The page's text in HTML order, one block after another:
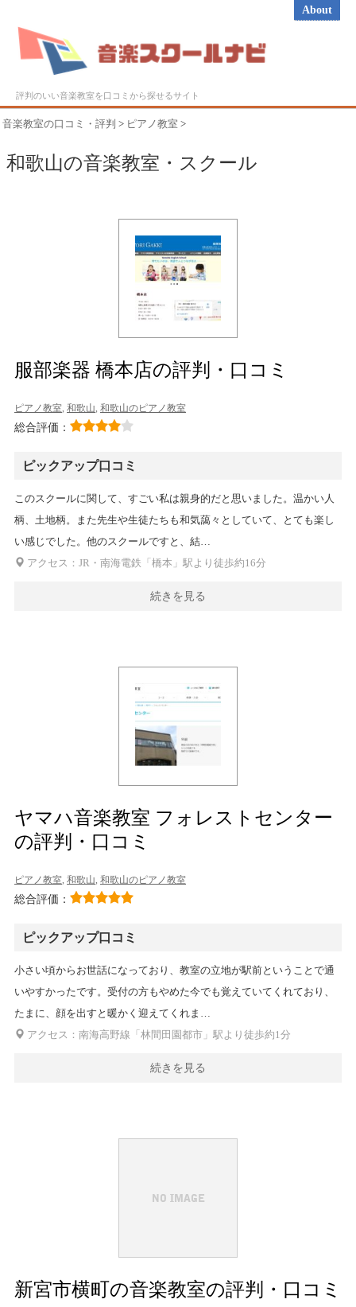
About
評判のいい音楽教室を口コミから探せるサイト
音楽教室の口コミ・評判 > ピアノ教室 >
和歌山の音楽教室・スクール
服部楽器 橋本店の評判・口コミ
ピアノ教室, 和歌山, 和歌山のピアノ教室
総合評価：
ピックアップ口コミ
このスクールに関して、すごい私は親身的だと思いました。温かい人
柄、土地柄。また先生や生徒たちも和気藹々としていて、とても楽し
い感じでした。他のスクールですと、結…
アクセス：JR・南海電鉄「橋本」駅より徒歩約16分
続きを見る
ヤマハ音楽教室 フォレストセンター
の評判・口コミ
ピアノ教室, 和歌山, 和歌山のピアノ教室
総合評価：
ピックアップ口コミ
小さい頃からお世話になっており、教室の立地が駅前ということで通
いやすかったです。受付の方もやめた今でも覚えていてくれており、
たまに、顔を出すと暖かく迎えてくれま…
アクセス：南海高野線「林間田園都市」駅より徒歩約1分
続きを見る
新宮市横町の音楽教室の評判・口コミ